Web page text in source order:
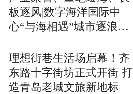
板逐风|数字海洋国际中
心“与海相遇”城市逐浪季
理想街巷生活场启幕！齐
东路十字街坊正式开街 打
造青岛老城文旅新地标